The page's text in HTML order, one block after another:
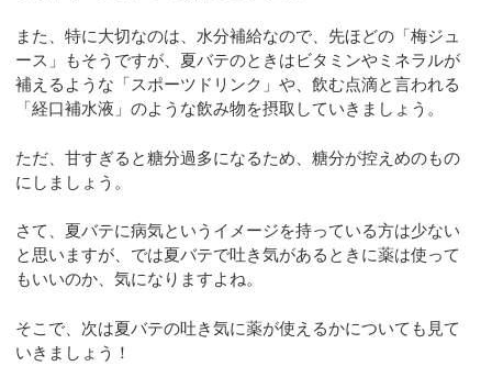
また、特に大切なのは、水分補給なので、先ほどの「梅ジュ
ース」もそうですが、夏バテのときはビタミンやミネラルが
補えるような「スポーツドリンク」や、飲む点滴と言われる
「経口補水液」のような飲み物を摂取していきましょう。
ただ、甘すぎると糖分過多になるため、糖分が控えめのもの
にしましょう。
さて、夏バテに病気というイメージを持っている方は少ない
と思いますが、では夏バテで吐き気があるときに薬は使って
もいいのか、気になりますよね。
そこで、次は夏バテの吐き気に薬が使えるかについても見て
いきましょう！